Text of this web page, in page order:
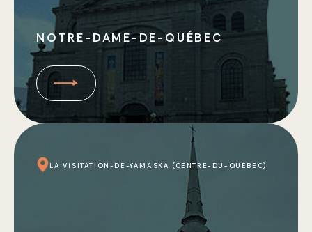
NOTRE-DAME-DE-QUÉBEC
LA VISITATION-DE-YAMASKA (CENTRE-DU-QUÉBEC)